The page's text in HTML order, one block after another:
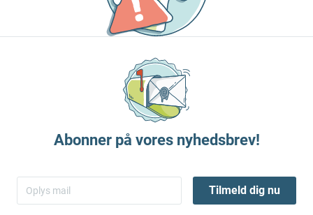
Abonner på vores nyhedsbrev!
Tilmeld dig nu